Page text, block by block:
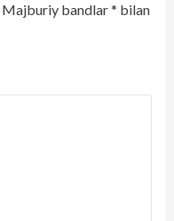
Majburiy bandlar* bilan